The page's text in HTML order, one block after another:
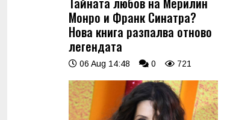
Монро и Франк Синатра?
Нова книга разпалва отново
легендата
06 Aug 14:48 0 721